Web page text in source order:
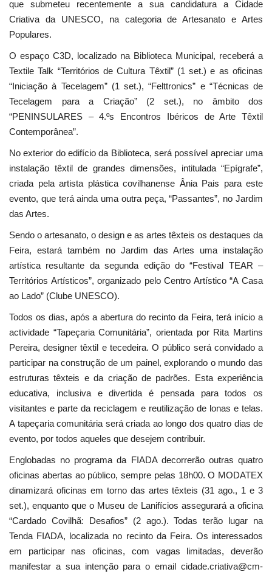
que submeteu recentemente a sua candidatura a Cidade
Criativa da UNESCO, na categoria de Artesanato e Artes
Populares.
O espaço C3D, localizado na Biblioteca Municipal, receberá a
Textile Talk “Territórios de Cultura Têxtil” (1 set.) e as oficinas
“Iniciação à Tecelagem” (1 set.), “Felttronics” e “Técnicas de
Tecelagem para a Criação” (2 set.), no âmbito dos
“PENINSULARES – 4.ºs Encontros Ibéricos de Arte Têxtil
Contemporânea”.
No exterior do edifício da Biblioteca, será possível apreciar uma
instalação têxtil de grandes dimensões, intitulada “Epígrafe”,
criada pela artista plástica covilhanense Ânia Pais para este
evento, que terá ainda uma outra peça, “Passantes”, no Jardim
das Artes.
Sendo o artesanato, o design e as artes têxteis os destaques da
Feira, estará também no Jardim das Artes uma instalação
artística resultante da segunda edição do “Festival TEAR –
Territórios Artísticos”, organizado pelo Centro Artístico “A Casa
ao Lado” (Clube UNESCO).
Todos os dias, após a abertura do recinto da Feira, terá início a
actividade “Tapeçaria Comunitária”, orientada por Rita Martins
Pereira, designer têxtil e tecedeira. O público será convidado a
participar na construção de um painel, explorando o mundo das
estruturas têxteis e da criação de padrões. Esta experiência
educativa, inclusiva e divertida é pensada para todos os
visitantes e parte da reciclagem e reutilização de lonas e telas.
A tapeçaria comunitária será criada ao longo dos quatro dias de
evento, por todos aqueles que desejem contribuir.
Englobadas no programa da FIADA decorrerão outras quatro
oficinas abertas ao público, sempre pelas 18h00. O MODATEX
dinamizará oficinas em torno das artes têxteis (31 ago., 1 e 3
set.), enquanto que o Museu de Lanifícios assegurará a oficina
“Cardado Covilhã: Desafios” (2 ago.). Todas terão lugar na
Tenda FIADA, localizada no recinto da Feira. ­­­­­Os interessados
em participar nas oficinas, com vagas limitadas, deverão
manifestar a sua intenção para o email cidade.criativa@cm-